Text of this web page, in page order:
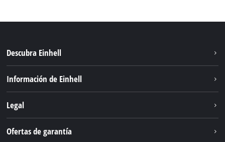
Descubra Einhell
Servicio
Información de Einhell
Legal
Ofertas de garantía